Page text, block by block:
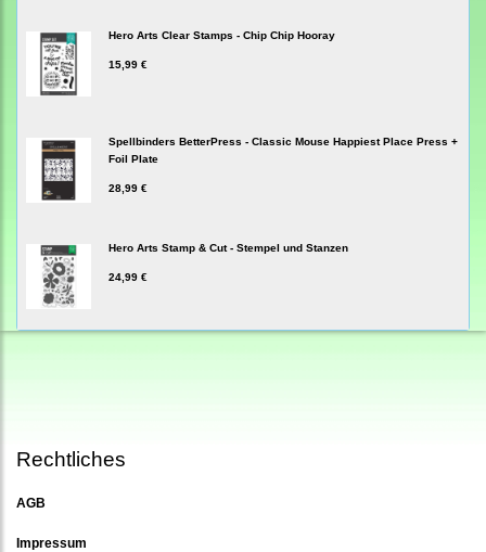
Hero Arts Clear Stamps - Chip Chip Hooray
15,99 €
Spellbinders BetterPress - Classic Mouse Happiest Place Press +
Foil Plate
28,99 €
Hero Arts Stamp & Cut - Stempel und Stanzen
24,99 €
Rechtliches
AGB
Impressum